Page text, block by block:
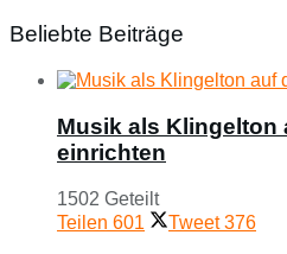
Beliebte Beiträge
Musik als Klingelton
einrichten
1502 Geteilt
Teilen 601 Tweet 376